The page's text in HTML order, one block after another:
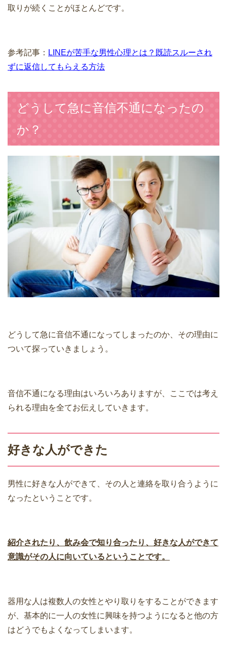
取りが続くことがほとんどです。
参考記事： LINEが苦手な男性心理とは？既読スルーされ
ずに返信してもらえる方法
どうして急に音信不通になったの
か？
どうして急に音信不通になってしまったのか、その理由に
ついて探っていきましょう。
音信不通になる理由はいろいろありますが、ここでは考え
られる理由を全てお伝えしていきます。
好きな人ができた
男性に好きな人ができて、その人と連絡を取り合うように
なったということです。
紹介されたり、飲み会で知り合ったり、好きな人ができて
意識がその人に向いているということです。
器用な人は複数人の女性とやり取りをすることができます
が、基本的に一人の女性に興味を持つようになると他の方
はどうでもよくなってしまいます。